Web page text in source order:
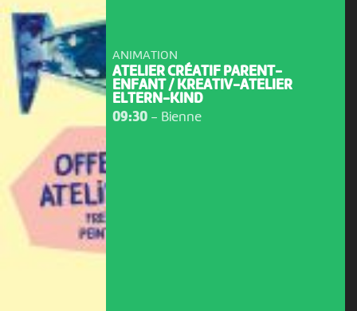
ANIMATION
ATELIER CRÉATIF PARENT-
ENFANT / KREATIV-ATELIER
ELTERN-KIND
09:30- Bienne